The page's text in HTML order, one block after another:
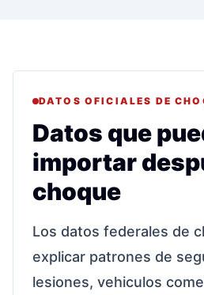
DATOS OFICIALES DE
Datos que
importar
choque
Los datos federales de
explicar patrones de
lesiones, vehiculos